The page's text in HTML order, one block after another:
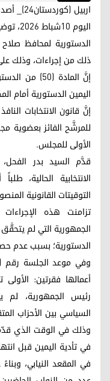
اربیل
الیوم
الدستورية لمحافظ
ذلك من إجراءات، وذلك
إنَّ المادة
اليمين الدستورية أمام
إنَّ قانون الانتخابات
للمرشَّح الفائز بعضوية
الأولى للمجلس.
قدَّم السيد بدر
الانتخابية الحالية،
التوقيتات القانونية
تزامنت هذه
الجمهورية التي لم
الدستورية؛ بسبب عدم
أعمالها فقرتين: الأولى
رئيس الجمهورية، لم
السياسي بين الأحزاب
وذلك في الوقت الذي
في تأدية اليمين قبل
في المقعد النيابي،